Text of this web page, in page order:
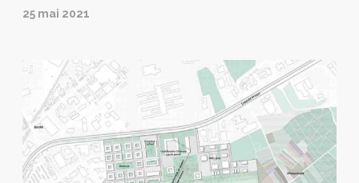
25 mai 2021